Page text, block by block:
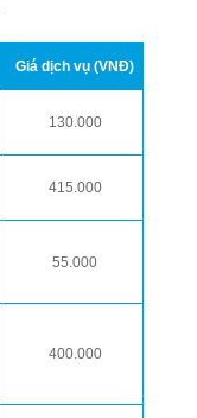
Giá dịch vụ (VNĐ)
130.000
415.000
55.000
400.000